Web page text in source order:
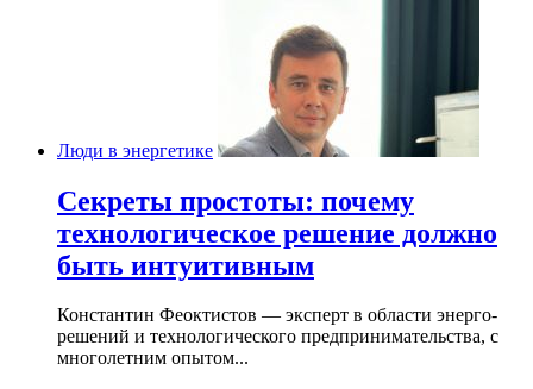
Люди в энергетике
Секреты простоты: почему
технологическое решение должно
быть интуитивным
Константин Феоктистов — эксперт в области энерго-
решений и технологического предпринимательства, с
многолетним опытом...